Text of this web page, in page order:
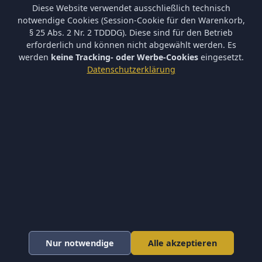
Kontakt aufnehmen
Shop Service
Kontakt
Barrierefreiheit
Newsletter
Diese Website verwendet ausschließlich technisch
notwendige Cookies (Session-Cookie für den Warenkorb,
§ 25 Abs. 2 Nr. 2 TDDDG). Diese sind für den Betrieb
erforderlich und können nicht abgewählt werden. Es
werden keine Tracking- oder Werbe-Cookieseingesetzt.
Datenschutzerklärung
Nur notwendige Alle akzeptieren